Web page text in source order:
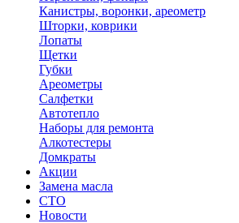
Канистры, воронки, ареометр
Шторки, коврики
Лопаты
Щетки
Губки
Ареометры
Салфетки
Автотепло
Наборы для ремонта
Алкотестеры
Домкраты
Акции
Замена масла
СТО
Новости